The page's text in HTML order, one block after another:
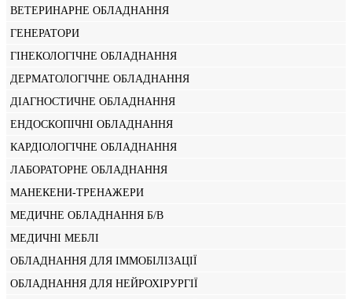
ВЕТЕРИНАРНЕ ОБЛАДНАННЯ
ГЕНЕРАТОРИ
ГІНЕКОЛОГІЧНЕ ОБЛАДНАННЯ
ДЕРМАТОЛОГІЧНЕ ОБЛАДНАННЯ
ДІАГНОСТИЧНЕ ОБЛАДНАННЯ
ЕНДОСКОПІЧНІ ОБЛАДНАННЯ
КАРДІОЛОГІЧНЕ ОБЛАДНАННЯ
ЛАБОРАТОРНЕ ОБЛАДНАННЯ
МАНЕКЕНИ-ТРЕНАЖЕРИ
МЕДИЧНЕ ОБЛАДНАННЯ Б/В
МЕДИЧНІ МЕБЛІ
ОБЛАДНАННЯ ДЛЯ ІММОБІЛІЗАЦІЇ
ОБЛАДНАННЯ ДЛЯ НЕЙРОХІРУРГІЇ